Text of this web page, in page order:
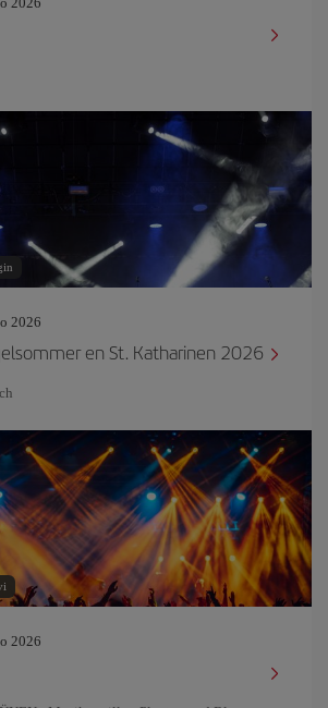
2026
en St. Katharinen 2026
2026